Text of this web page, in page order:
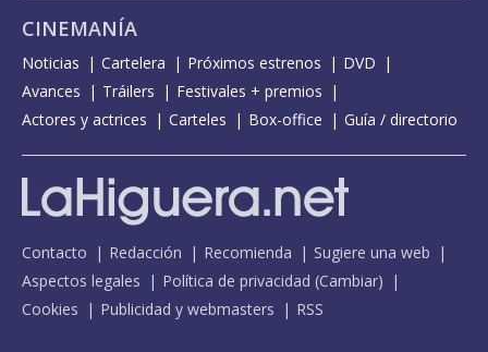
CINEMANÍA
Noticias Cartelera Próximos estrenos
DVD
Avances
Tráilers
Festivales + premios
Actores y actrices
Carteles Box-office Guía / directorio
Contacto Redacción Recomienda
Sugiere una web
Aspectos legales
Política de privacidad (Cambiar)
Cookies
Publicidad y webmasters RSS